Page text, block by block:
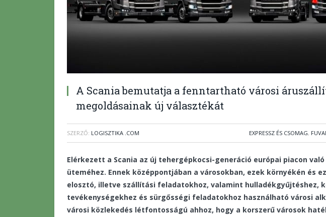
A Scania bemutatja a fenntartható városi
megoldásainak új választékát
SZERZŐ: LOGISZTIKA .COM EXPRESSZ ÉS CSOMAG,
Elérkezett a Scania az új tehergépkocsi-generáció európai piacon
üteméhez. Ennek középpontjában a városokban, ezek környékén és
elosztó, illetve szállítási feladatokhoz, valamint hulladékgyűjtéshez,
tevékenységekhez és sürgősségi feladatokhoz használható városi
városi közlekedés létfontosságú ahhoz, hogy a korszerű városok